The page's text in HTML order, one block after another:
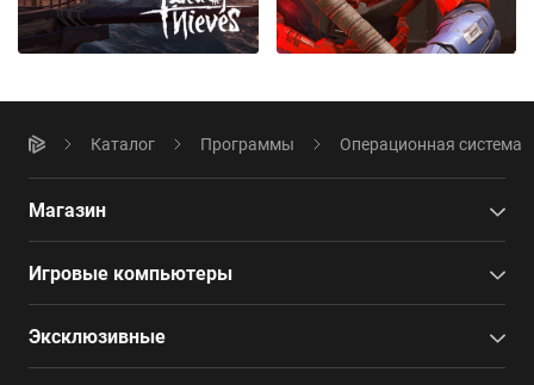
Каталог Программы Операционная система
Магазин
Игровые компьютеры
Эксклюзивные